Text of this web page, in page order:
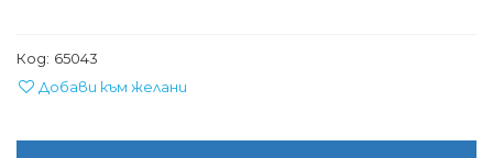
Код: 65043
Добави към желани